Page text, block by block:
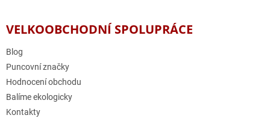
VELKOOBCHODNÍ SPOLUPRÁCE
Blog
Puncovní značky
Hodnocení obchodu
Balíme ekologicky
Kontakty